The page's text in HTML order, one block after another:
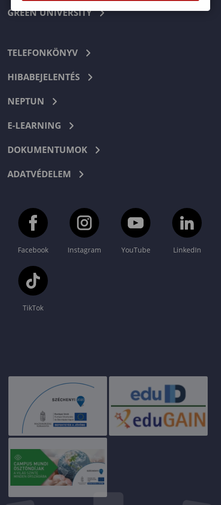
GREEN UNIVERSITY
TELEFONKÖNYV
HIBABEJELENTÉS
NEPTUN
E-LEARNING
DOKUMENTUMOK
ADATVÉDELEM
Facebook Instagram YouTube LinkedIn
TikTok